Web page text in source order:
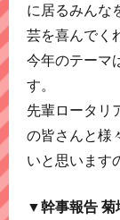
に居るみんな
芸を喜んでく
今年のテーマ
す。
先輩ロータリ
の皆さんと様
いと思います
▼幹事報告